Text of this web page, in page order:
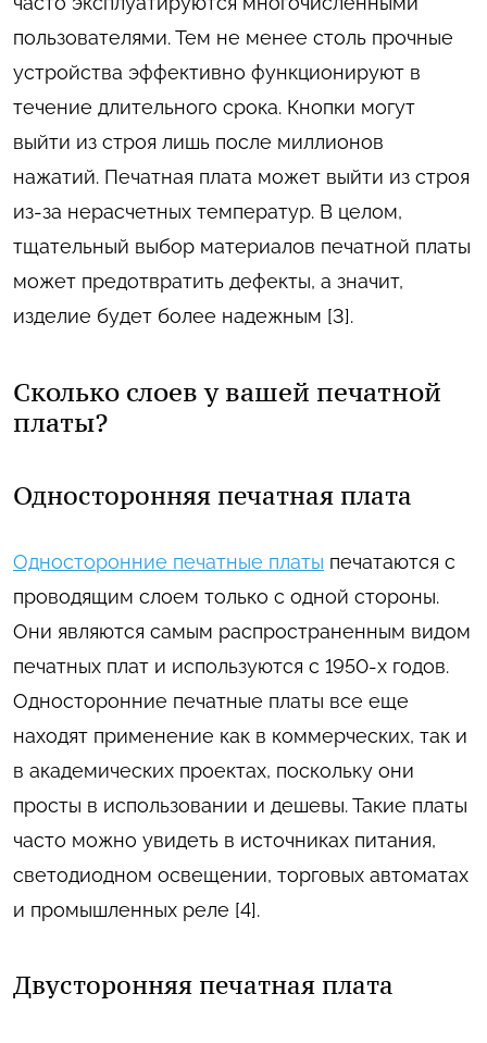
пользователями. Тем не менее столь прочные
устройства эффективно функционируют в
течение длительного срока. Кнопки могут
выйти из строя лишь после миллионов
нажатий. Печатная плата может выйти из строя
из-за нерасчетных температур. В целом,
тщательный выбор материалов печатной платы
может предотвратить дефекты, а значит,
изделие будет более надежным [3].
Сколько слоев у вашей печатной
платы?
Односторонняя печатная плата
Односторонние печатные платы печатаются с
проводящим слоем только с одной стороны.
Они являются самым распространенным видом
печатных плат и используются с 1950-х годов.
Односторонние печатные платы все еще
находят применение как в коммерческих, так и
в академических проектах, поскольку они
просты в использовании и дешевы. Такие платы
часто можно увидеть в источниках питания,
светодиодном освещении, торговых автоматах
и промышленных реле [4].
Двусторонняя печатная плата